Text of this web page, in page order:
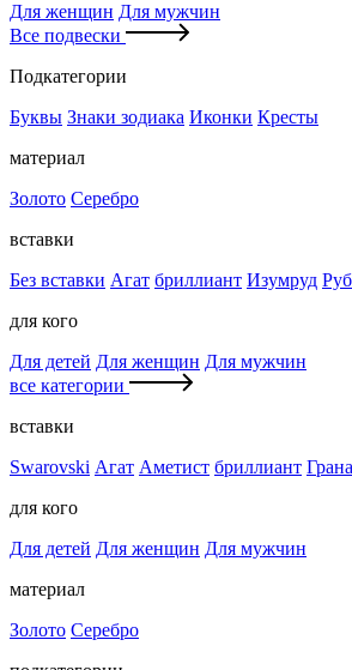
Для женщин Для мужчин
Все подвески
Подкатегории
Буквы Знаки зодиака Иконки Кресты
материал
Золото Серебро
вставки
Без вставки Агат бриллиант Изумруд
для кого
Для детей Для женщин Для мужчин
все категории
вставки
Swarovski Агат Аметист бриллиант
для кого
Для детей Для женщин Для мужчин
материал
Золото Серебро